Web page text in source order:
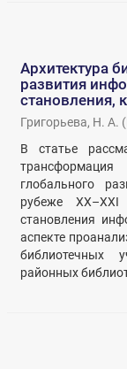
Архитектура
развития
становления,
Григорьева, Н. А. (
В статье
глобального
рубеже
становления
аспекте
библиотечных
районных